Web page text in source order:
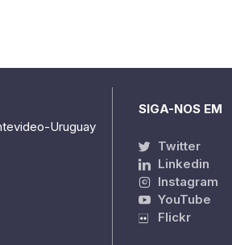
Uruguay
SIGA-NOS EM
Twitter
Linkedin
Instagram
YouTube
Flickr